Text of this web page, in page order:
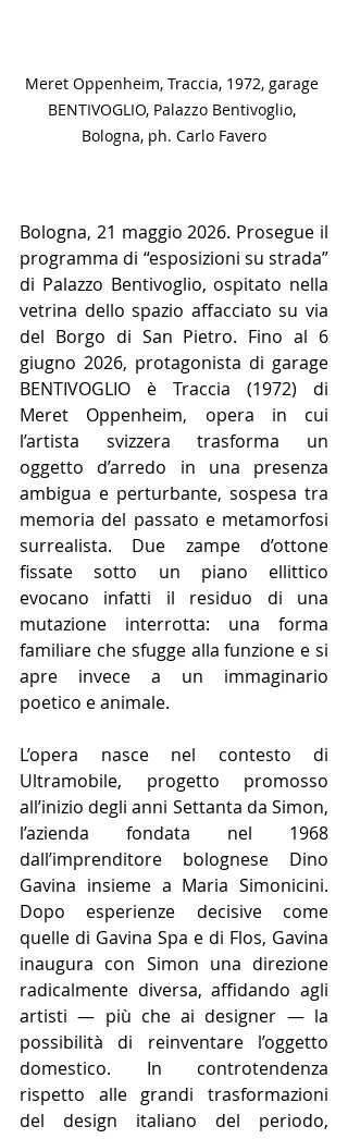
Meret Oppenheim, Traccia, 1972, garage
BENTIVOGLIO, Palazzo Bentivoglio,
Bologna, ph. Carlo Favero
Bologna, 21 maggio 2026. Prosegue il
programma di “esposizioni su strada”
di Palazzo Bentivoglio, ospitato nella
vetrina dello spazio affacciato su via
del Borgo di San Pietro. Fino al 6
giugno 2026, protagonista di garage
BENTIVOGLIO è Traccia (1972) di
Meret Oppenheim, opera in cui
l’artista svizzera trasforma un
oggetto d’arredo in una presenza
ambigua e perturbante, sospesa tra
memoria del passato e metamorfosi
surrealista. Due zampe d’ottone
fissate sotto un piano ellittico
evocano infatti il residuo di una
mutazione interrotta: una forma
familiare che sfugge alla funzione e si
apre invece a un immaginario
poetico e animale.
L’opera nasce nel contesto di
Ultramobile, progetto promosso
all’inizio degli anni Settanta da Simon,
l’azienda fondata nel 1968
dall’imprenditore bolognese Dino
Gavina insieme a Maria Simonicini.
Dopo esperienze decisive come
quelle di Gavina Spa e di Flos, Gavina
inaugura con Simon una direzione
radicalmente diversa, affidando agli
artisti — più che ai designer — la
possibilità di reinventare l’oggetto
domestico. In controtendenza
rispetto alle grandi trasformazioni
del design italiano del periodo,